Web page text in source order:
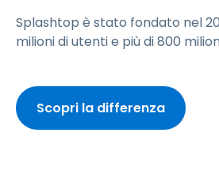
Splashtop è stato fondato nel
milioni di utenti e più di 800
Scopri la differenza